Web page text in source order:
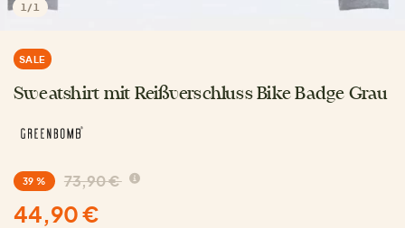
1 / 1
SALE
Sweatshirt mit Reißverschluss Bike Badge Grau
39 % 73,90 €
44,90 €